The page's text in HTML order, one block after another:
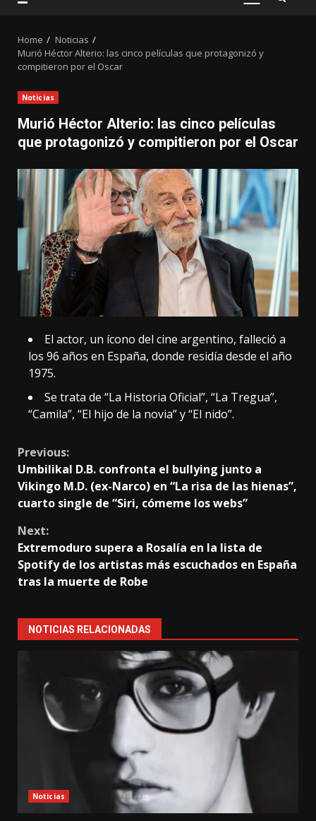
PRIMARY
Home
Noticias
Murió Héctor Alterio: las cinco películas que protagonizó y
compitieron por el Oscar
Noticias
Murió Héctor Alterio: las cinco películas
que protagonizó y compitieron por el Oscar
El actor, un ícono del cine argentino, falleció a
los 96 años en España, donde residía desde el año
1975.
Se trata de “La Historia Oficial”, “La Tregua”,
“Camila”, “El hijo de la novia” y “El nido”.
Continue
Reading
Previous:
Umbilikal D.B. confronta el bullying junto a
Vikingo M.D. (ex-Narco) en “La risa de las hienas”,
cuarto single de “Siri, cómeme los webs”
Next:
Extremoduro supera a Rosalía en la lista de
Spotify de los artistas más escuchados en España
tras la muerte de Robe
NOTICIAS RELACIONADAS
Noticias